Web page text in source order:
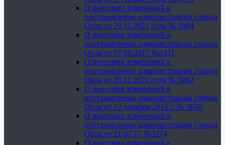
О внесении изменений в
постановление администрации города
Орла от 29.11.2021 года № 5084
О внесении изменений в
постановление администрации города
Орла от 07.06.2017 №2411
О внесении изменений в
постановление администрации города
Орла от 29.11.2021 года № 5082
О внесении изменений в
постановление администрации города
Орла от 12 декабря 2016 г. № 5658
О внесении изменений в
постановление администрации города
Орла от 21.07.17 №3274
О внесении изменений в